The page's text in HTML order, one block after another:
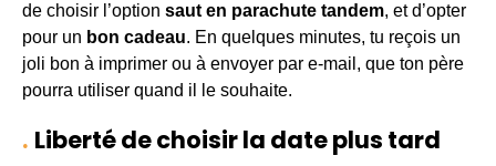
de choisir l’option saut en parachute tandem, et d’opter
pour un bon cadeau. En quelques minutes, tu reçois un
joli bon à imprimer ou à envoyer par e-mail, que ton père
pourra utiliser quand il le souhaite.
Liberté de choisir la date plus tard